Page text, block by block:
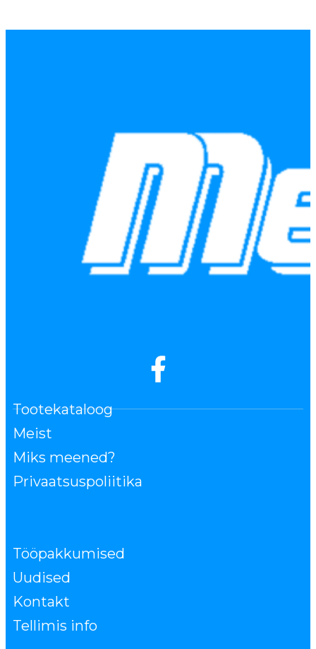
Tootekataloog
Meist
Miks meened?
Privaatsuspoliitika
Tööpakkumised
Uudised
Kontakt
Tellimis info